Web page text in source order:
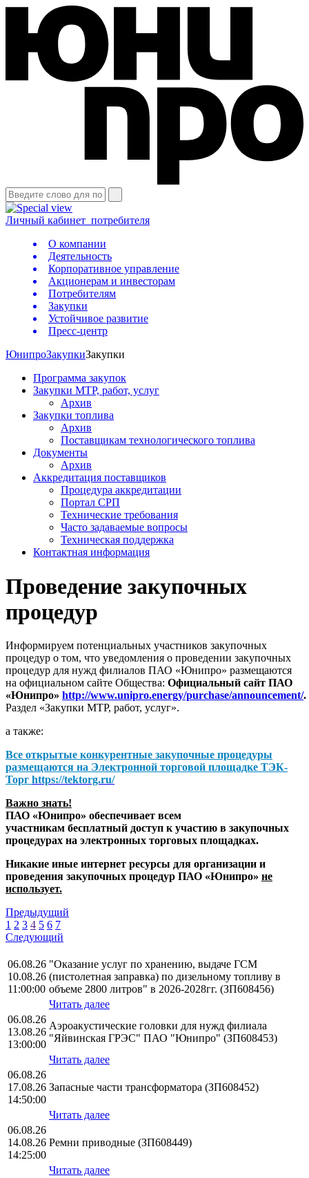
Личный кабинет потребителя
О компании
Деятельность
Корпоративное управление
Акционерам и инвесторам
Потребителям
Закупки
Устойчивое развитие
Пресс-центр
ЮнипроЗакупкиЗакупки
Программа закупок
Закупки МТР, работ, услуг
Архив
Закупки топлива
Архив
Поставщикам технологического топлива
Документы
Архив
Аккредитация поставщиков
Процедура аккредитации
Портал СРП
Технические требования
Часто задаваемые вопросы
Техническая поддержка
Контактная информация
Проведение закупочных
процедур
Информируем потенциальных участников закупочных
процедур о том, что уведомления о проведении закупочных
процедур для нужд филиалов ПАО «Юнипро» размещаются
на официальном сайте Общества: Официальный сайт ПАО
«Юнипро» http://www.unipro.energy/purchase/announcement/.
Раздел «Закупки МТР, работ, услуг».
а также:
Все открытые конкурентные закупочные процедуры
размещаются на Электронной торговой площадке ТЭК-
Торг https://tektorg.ru/
Важно знать!
ПАО «Юнипро» обеспечивает всем
участникам бесплатный доступ к участию в закупочных
процедурах на электронных торговых площадках.
Никакие иные интернет ресурсы для организации и
проведения закупочных процедур ПАО «Юнипро» не
использует.
Предыдущий
1 2 3 4 5 6 7
Следующий
06.08.26
10.08.26
11:00:00
"Оказание услуг по хранению, выдаче ГСМ
(пистолетная заправка) по дизельному топливу в
объеме 2800 литров" в 2026-2028гг. (ЗП608456)
Читать далее
06.08.26
13.08.26
13:00:00
Аэроакустические головки для нужд филиала
"Яйвинская ГРЭС" ПАО "Юнипро" (ЗП608453)
Читать далее
06.08.26
17.08.26
14:50:00
Запасные части трансформатора (ЗП608452)
Читать далее
06.08.26
14.08.26
14:25:00
Ремни приводные (ЗП608449)
Читать далее